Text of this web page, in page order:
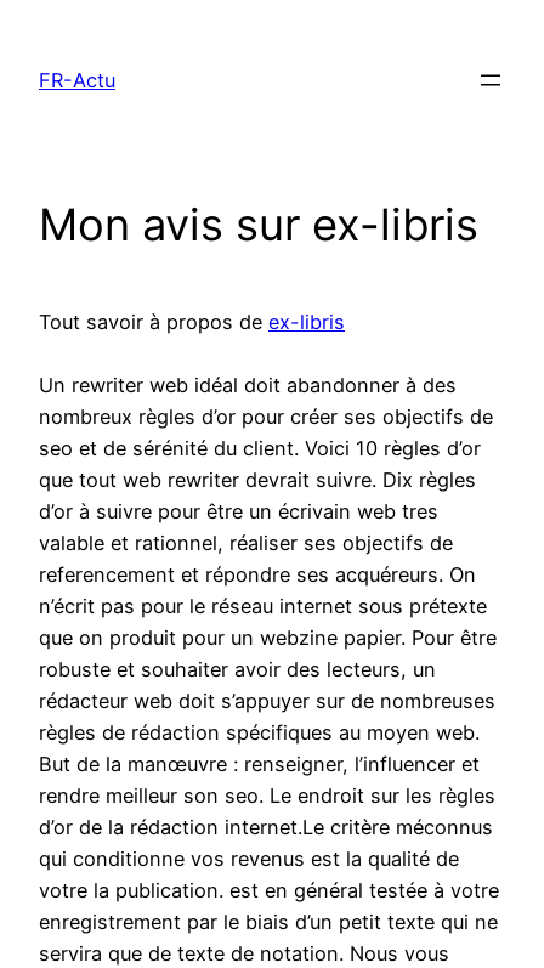
contenu
FR-Actu
Mon avis sur ex-libris
Tout savoir à propos de ex-libris
Un rewriter web idéal doit abandonner à des
nombreux règles d’or pour créer ses objectifs de
seo et de sérénité du client. Voici 10 règles d’or
que tout web rewriter devrait suivre. Dix règles
d’or à suivre pour être un écrivain web tres
valable et rationnel, réaliser ses objectifs de
referencement et répondre ses acquéreurs. On
n’écrit pas pour le réseau internet sous prétexte
que on produit pour un webzine papier. Pour être
robuste et souhaiter avoir des lecteurs, un
rédacteur web doit s’appuyer sur de nombreuses
règles de rédaction spécifiques au moyen web.
But de la manœuvre : renseigner, l’influencer et
rendre meilleur son seo. Le endroit sur les règles
d’or de la rédaction internet.Le critère méconnus
qui conditionne vos revenus est la qualité de
votre la publication. est en général testée à votre
enregistrement par le biais d’un petit texte qui ne
servira que de texte de notation. Nous vous